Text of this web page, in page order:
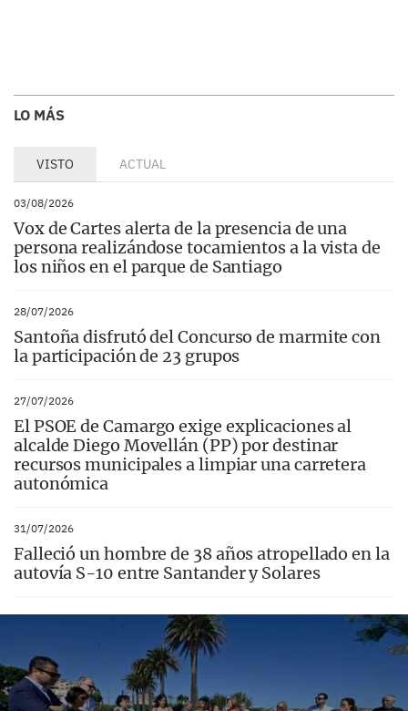
LO MÁS
VISTO ACTUAL
03/08/2026
Vox de Cartes alerta de la presencia de una
persona realizándose tocamientos a la vista de
los niños en el parque de Santiago
28/07/2026
Santoña disfrutó del Concurso de marmite con
la participación de 23 grupos
27/07/2026
El PSOE de Camargo exige explicaciones al
alcalde Diego Movellán (PP) por destinar
recursos municipales a limpiar una carretera
autonómica
31/07/2026
Falleció un hombre de 38 años atropellado en la
autovía S-10 entre Santander y Solares